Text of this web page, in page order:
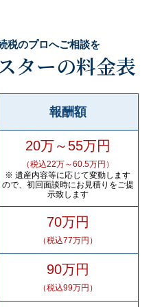
税のプロへご相談を
ターの料金表
報酬額
20万～55万円
（税込22万～60.5万円）
※ 遺産内容等に応じて変動します
ので、初回面談時にお見積りをご提
示致します
70万円
（税込77万円）
90万円
（税込99万円）